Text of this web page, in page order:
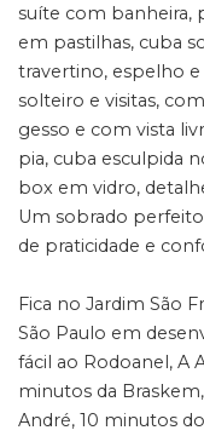
suíte com banheira,
em pastilhas, cuba
travertino, espelho
solteiro e visitas,
gesso e com vista
pia, cuba esculpida
box em vidro,
Um sobrado
de praticidade e
Fica no Jardim São
São Paulo em
fácil ao Rodoanel, A
minutos da
André, 10 minutos